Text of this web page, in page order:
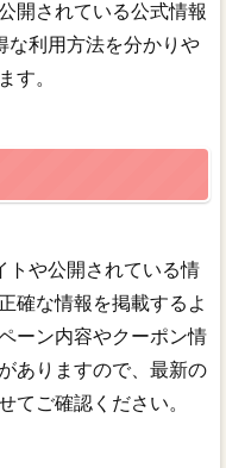
開されている公式情報
な利用方法を分かりや
す。
トや公開されている情
確な情報を掲載するよ
ーン内容やクーポン情
ありますので、最新の
てご確認ください。